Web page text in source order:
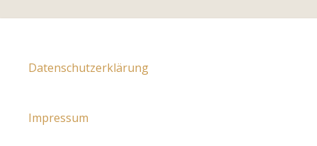
Datenschutzerklärung
Impressum